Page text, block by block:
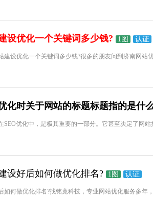
设优化一个关键词多少钱? 1图 认证
建设优化一个关键词多少钱?很多的朋友问到济南网站
化时关于网站的标题标题指的是什
SEO优化中，是极其重要的一部分。它甚至决定了网
设好后如何做优化排名? 1图 认证
如何做优化排名?找铭竟科技，专业网站优化服务多年